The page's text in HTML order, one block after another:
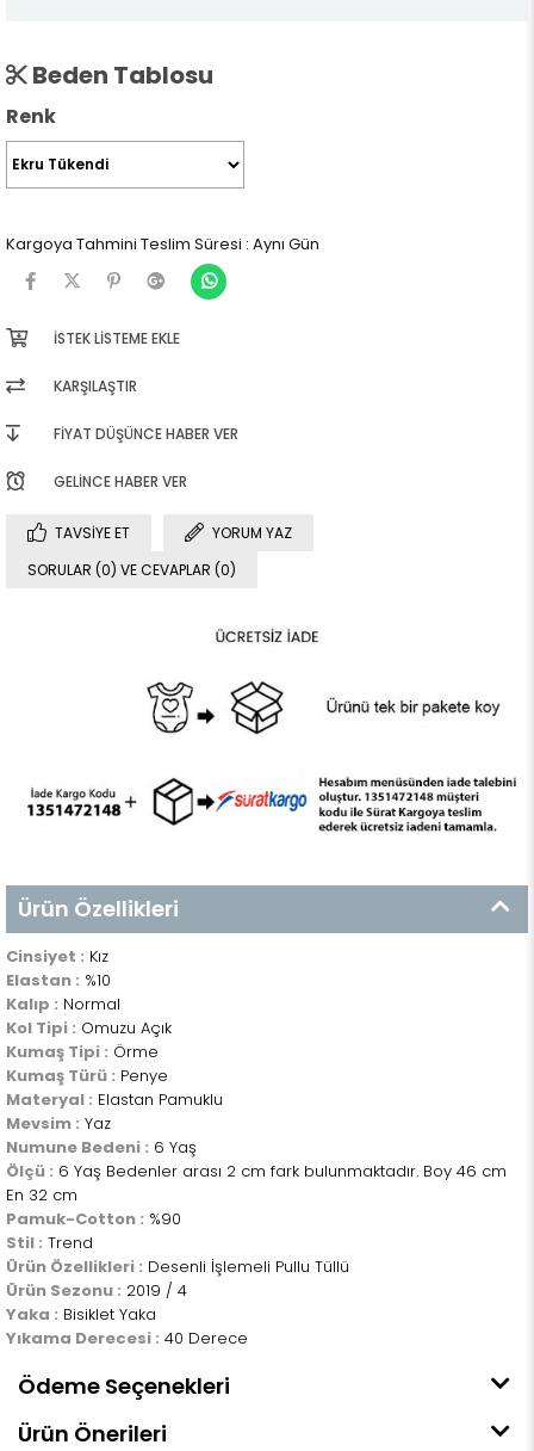
Beden Tablosu
Renk
Kargoya Tahmini Teslim Süresi : Aynı Gün
İSTEK LISTEME EKLE
KARŞILAŞTIR
FIYAT DÜŞÜNCE HABER VER
GELINCE HABER VER
TAVSIYE ET
YORUM YAZ
SORULAR (0) VE CEVAPLAR (0)
Ürün Özellikleri
Cinsiyet : Kız
Elastan : %10
Kalıp : Normal
Kol Tipi : Omuzu Açık
Kumaş Tipi : Örme
Kumaş Türü : Penye
Materyal : Elastan Pamuklu
Mevsim : Yaz
Numune Bedeni : 6 Yaş
Ölçü : 6 Yaş Bedenler arası 2 cm fark bulunmaktadır. Boy 46 cm
En 32 cm
Pamuk-Cotton : %90
Stil : Trend
Ürün Özellikleri : Desenli İşlemeli Pullu Tüllü
Ürün Sezonu : 2019 / 4
Yaka : Bisiklet Yaka
Yıkama Derecesi : 40 Derece
Ödeme Seçenekleri
Ürün Önerileri